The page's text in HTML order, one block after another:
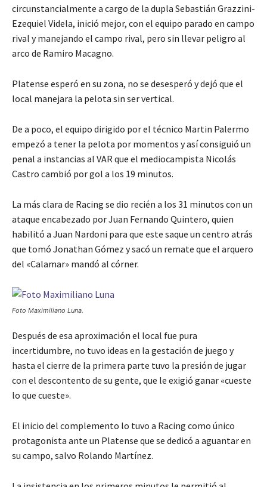
circunstancialmente a cargo de la dupla Sebastián Grazzini-
Ezequiel Videla, inició mejor, con el equipo parado en campo
rival y manejando el campo rival, pero sin llevar peligro al
arco de Ramiro Macagno.
Platense esperó en su zona, no se desesperó y dejó que el
local manejara la pelota sin ser vertical.
De a poco, el equipo dirigido por el técnico Martin Palermo
empezó a tener la pelota por momentos y así consiguió un
penal a instancias al VAR que el mediocampista Nicolás
Castro cambió por gol a los 19 minutos.
La más clara de Racing se dio recién a los 31 minutos con un
ataque encabezado por Juan Fernando Quintero, quien
habilitó a Juan Nardoni para que este saque un centro atrás
que tomó Jonathan Gómez y sacó un remate que el arquero
del «Calamar» mandó al córner.
Foto Maximiliano Luna.
Después de esa aproximación el local fue pura
incertidumbre, no tuvo ideas en la gestación de juego y
hasta el cierre de la primera parte tuvo la presión de jugar
con el descontento de su gente, que le exigió ganar «cueste
lo que cueste».
El inicio del complemento lo tuvo a Racing como único
protagonista ante un Platense que se dedicó a aguantar en
su campo, salvo Rolando Martínez.